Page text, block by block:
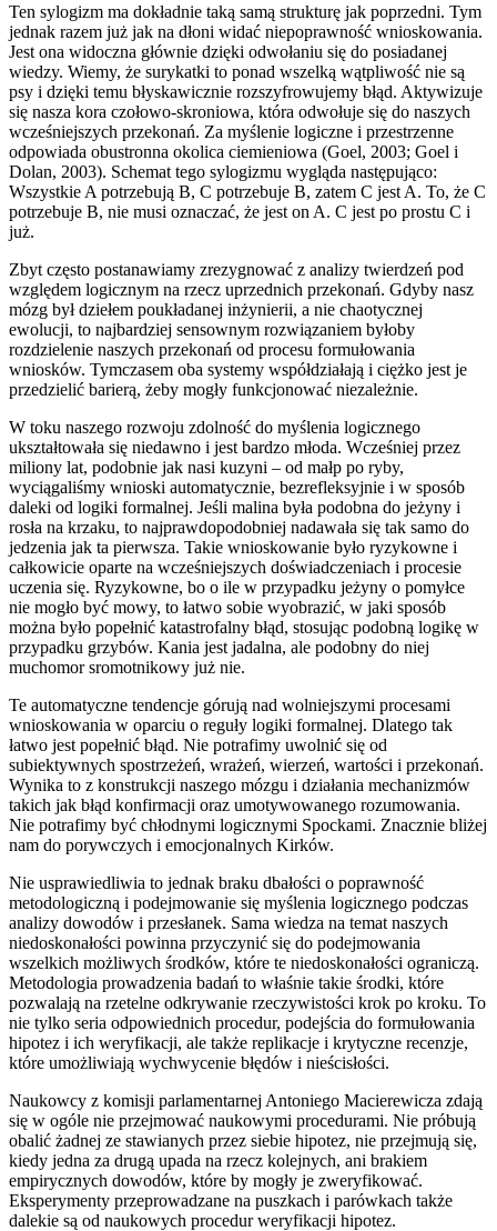
Ten sylogizm ma dokładnie taką samą strukturę jak poprzedni. Tym
jednak razem już jak na dłoni widać niepoprawność wnioskowania.
Jest ona widoczna głównie dzięki odwołaniu się do posiadanej
wiedzy. Wiemy, że surykatki to ponad wszelką wątpliwość nie są
psy i dzięki temu błyskawicznie rozszyfrowujemy błąd. Aktywizuje
się nasza kora czołowo-skroniowa, która odwołuje się do naszych
wcześniejszych przekonań. Za myślenie logiczne i przestrzenne
odpowiada obustronna okolica ciemieniowa (Goel, 2003; Goel i
Dolan, 2003). Schemat tego sylogizmu wygląda następująco:
Wszystkie A potrzebują B, C potrzebuje B, zatem C jest A. To, że C
potrzebuje B, nie musi oznaczać, że jest on A. C jest po prostu C i
już.
Zbyt często postanawiamy zrezygnować z analizy twierdzeń pod
względem logicznym na rzecz uprzednich przekonań. Gdyby nasz
mózg był dziełem poukładanej inżynierii, a nie chaotycznej
ewolucji, to najbardziej sensownym rozwiązaniem byłoby
rozdzielenie naszych przekonań od procesu formułowania
wniosków. Tymczasem oba systemy współdziałają i ciężko jest je
przedzielić barierą, żeby mogły funkcjonować niezależnie.
W toku naszego rozwoju zdolność do myślenia logicznego
ukształtowała się niedawno i jest bardzo młoda. Wcześniej przez
miliony lat, podobnie jak nasi kuzyni – od małp po ryby,
wyciągaliśmy wnioski automatycznie, bezrefleksyjnie i w sposób
daleki od logiki formalnej. Jeśli malina była podobna do jeżyny i
rosła na krzaku, to najprawdopodobniej nadawała się tak samo do
jedzenia jak ta pierwsza. Takie wnioskowanie było ryzykowne i
całkowicie oparte na wcześniejszych doświadczeniach i procesie
uczenia się. Ryzykowne, bo o ile w przypadku jeżyny o pomyłce
nie mogło być mowy, to łatwo sobie wyobrazić, w jaki sposób
można było popełnić katastrofalny błąd, stosując podobną logikę w
przypadku grzybów. Kania jest jadalna, ale podobny do niej
muchomor sromotnikowy już nie.
Te automatyczne tendencje górują nad wolniejszymi procesami
wnioskowania w oparciu o reguły logiki formalnej. Dlatego tak
łatwo jest popełnić błąd. Nie potrafimy uwolnić się od
subiektywnych spostrzeżeń, wrażeń, wierzeń, wartości i przekonań.
Wynika to z konstrukcji naszego mózgu i działania mechanizmów
takich jak błąd konfirmacji oraz umotywowanego rozumowania.
Nie potrafimy być chłodnymi logicznymi Spockami. Znacznie bliżej
nam do porywczych i emocjonalnych Kirków.
Nie usprawiedliwia to jednak braku dbałości o poprawność
metodologiczną i podejmowanie się myślenia logicznego podczas
analizy dowodów i przesłanek. Sama wiedza na temat naszych
niedoskonałości powinna przyczynić się do podejmowania
wszelkich możliwych środków, które te niedoskonałości ograniczą.
Metodologia prowadzenia badań to właśnie takie środki, które
pozwalają na rzetelne odkrywanie rzeczywistości krok po kroku. To
nie tylko seria odpowiednich procedur, podejścia do formułowania
hipotez i ich weryfikacji, ale także replikacje i krytyczne recenzje,
które umożliwiają wychwycenie błędów i nieścisłości.
Naukowcy z komisji parlamentarnej Antoniego Macierewicza zdają
się w ogóle nie przejmować naukowymi procedurami. Nie próbują
obalić żadnej ze stawianych przez siebie hipotez, nie przejmują się,
kiedy jedna za drugą upada na rzecz kolejnych, ani brakiem
empirycznych dowodów, które by mogły je zweryfikować.
Eksperymenty przeprowadzane na puszkach i parówkach także
dalekie są od naukowych procedur weryfikacji hipotez.